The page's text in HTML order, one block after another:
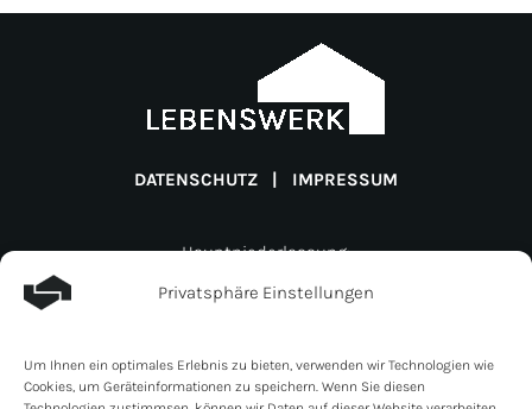
Privatsphäre Einstellungen
Um Ihnen ein optimales Erlebnis zu bieten, verwenden wir Technologien wie
Cookies, um Geräteinformationen zu speichern. Wenn Sie diesen
DATENSCHUTZ IMPRESSUM
Hauptniederlassung:
Lebenswerk Invest GmbH
Schweiz